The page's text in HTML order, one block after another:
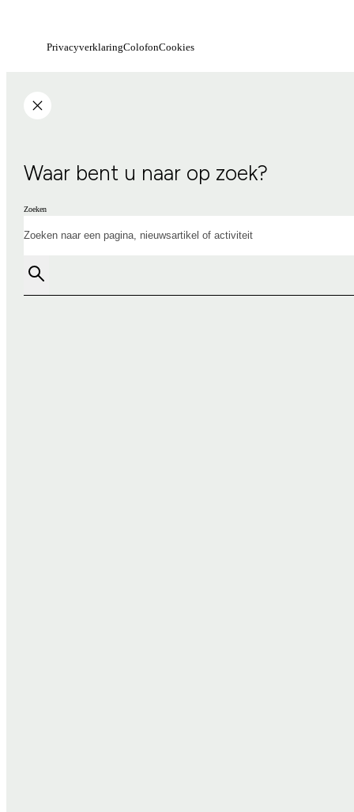
PrivacyverklaringColofonCookies
Waar bent u naar op zoek?
Zoeken